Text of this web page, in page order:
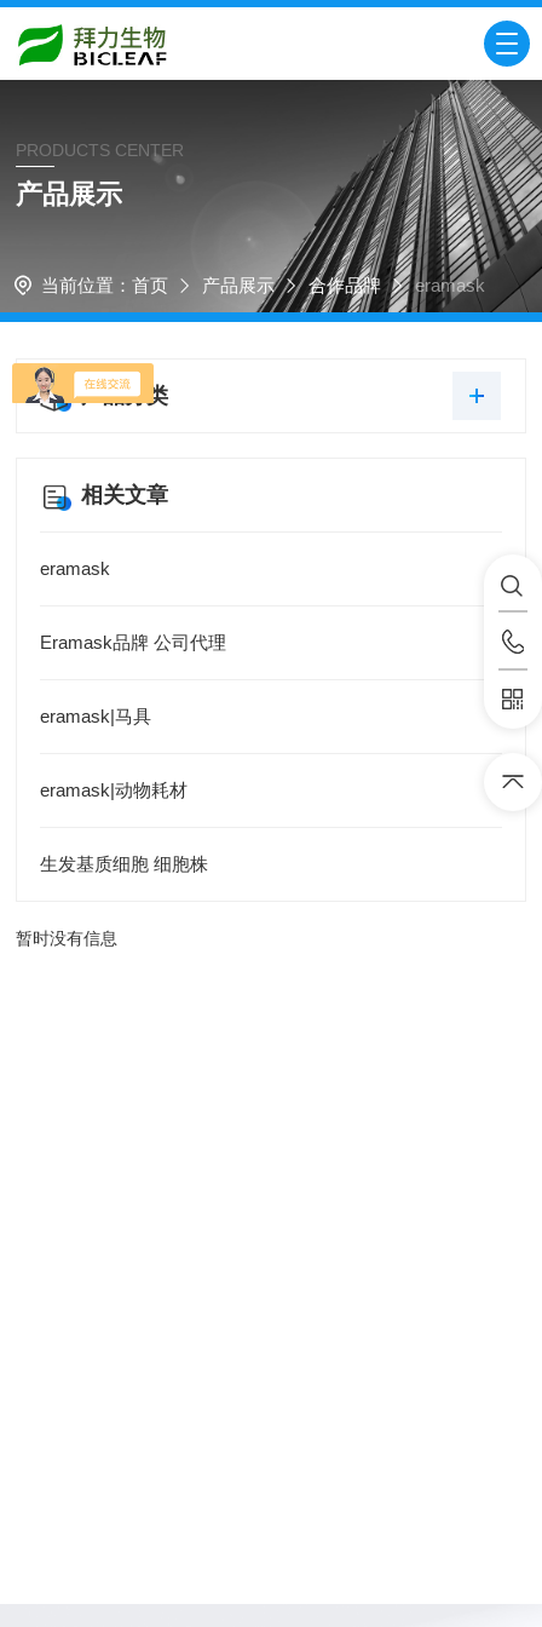
PRODUCTS CENTER
产品展示
当前位置： 首页 产品展示 合作品牌 eramask
产品分类
相关文章
eramask
Eramask品牌 公司代理
eramask|马具
eramask|动物耗材
生发基质细胞 细胞株
暂时没有信息